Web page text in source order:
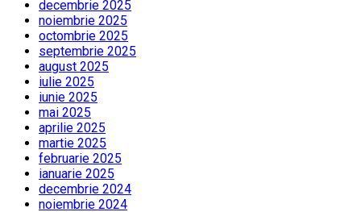
decembrie 2025
noiembrie 2025
octombrie 2025
septembrie 2025
august 2025
iulie 2025
iunie 2025
mai 2025
aprilie 2025
martie 2025
februarie 2025
ianuarie 2025
decembrie 2024
noiembrie 2024